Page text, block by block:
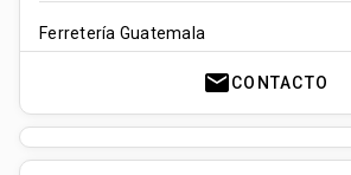
Ferretería Guatemala
mailCONTACTO